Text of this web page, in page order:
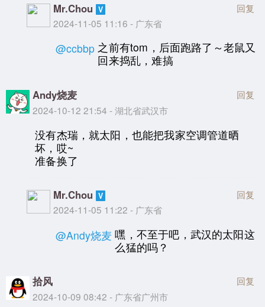
Mr.Chou
2024-11-05 11:16 - 广东省
回复
@ccbbp 之前有tom，后面跑路了～老鼠又
回来捣乱，难搞
Andy烧麦
2024-10-12 21:54 - 湖北省武汉市
回复
没有杰瑞，就太阳，也能把我家空调管道晒
坏，哎~
准备换了
Mr.Chou
2024-11-05 11:22 - 广东省
回复
@Andy烧麦 嘿，不至于吧，武汉的太阳这
么猛的吗？
拾风
2024-10-09 08:42 - 广东省广州市
回复